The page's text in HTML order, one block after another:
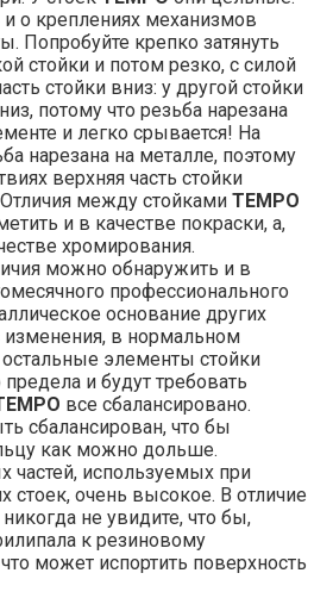
и о креплениях механизмов
Попробуйте крепко затянуть
стойки и потом резко, с силой
стойки вниз: у другой стойки
потому что резьба нарезана
и легко срывается! На
нарезана на металле, поэтому
верхняя часть стойки
Отличия между стойками TEMPO
и в качестве покраски, а,
хромирования.
можно обнаружить и в
профессионального
основание других
изменения, в нормальном
остальные элементы стойки
и будут требовать
все сбалансировано.
сбалансирован, что бы
как можно дольше.
частей, используемых при
стоек, очень высокое. В отличие
не увидите, что бы,
к резиновому
может испортить поверхность